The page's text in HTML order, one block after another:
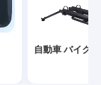
自動車 バイク